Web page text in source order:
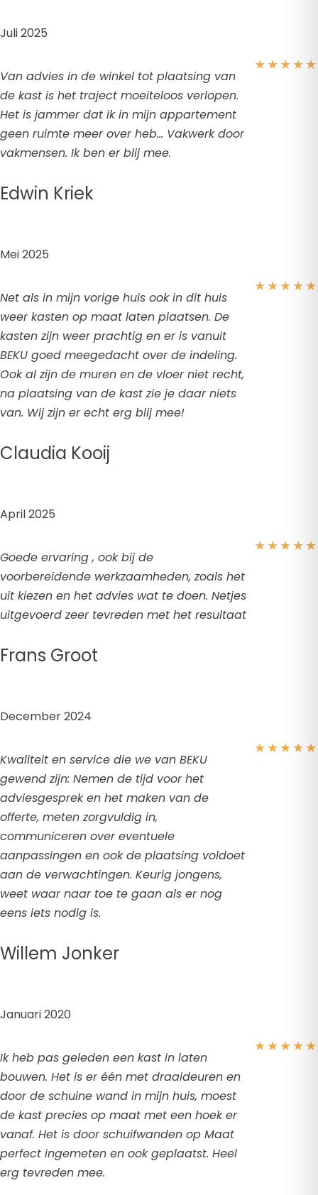
Juli 2025
Van advies in de winkel tot plaatsing van
de kast is het traject moeiteloos verlopen.
Het is jammer dat ik in mijn appartement
geen ruimte meer over heb… Vakwerk door
vakmensen. Ik ben er blij mee.
★★★★★
Edwin Kriek
Mei 2025
Net als in mijn vorige huis ook in dit huis
weer kasten op maat laten plaatsen. De
kasten zijn weer prachtig en er is vanuit
BEKU goed meegedacht over de indeling.
Ook al zijn de muren en de vloer niet recht,
na plaatsing van de kast zie je daar niets
van. Wij zijn er echt erg blij mee!
★★★★★
Claudia Kooij
April 2025
Goede ervaring , ook bij de
voorbereidende werkzaamheden, zoals het
uit kiezen en het advies wat te doen. Netjes
uitgevoerd zeer tevreden met het resultaat
★★★★★
Frans Groot
December 2024
Kwaliteit en service die we van BEKU
gewend zijn: Nemen de tijd voor het
adviesgesprek en het maken van de
offerte, meten zorgvuldig in,
communiceren over eventuele
aanpassingen en ook de plaatsing voldoet
aan de verwachtingen. Keurig jongens,
weet waar naar toe te gaan als er nog
eens iets nodig is.
★★★★★
Willem Jonker
Januari 2020
Ik heb pas geleden een kast in laten
bouwen. Het is er één met draaideuren en
door de schuine wand in mijn huis, moest
de kast precies op maat met een hoek er
vanaf. Het is door schuifwanden op Maat
perfect ingemeten en ook geplaatst. Heel
erg tevreden mee.
★★★★★